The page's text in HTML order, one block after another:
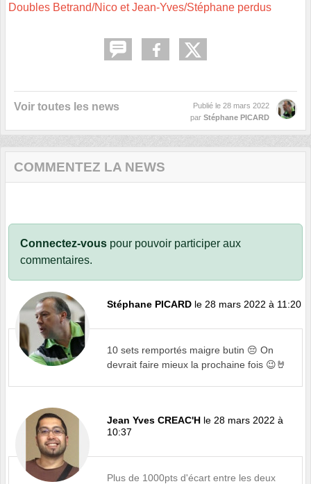
Doubles Betrand/Nico et Jean-Yves/Stéphane perdus
Voir toutes les news Publié le 28 mars 2022
par Stéphane PICARD
COMMENTEZ LA NEWS
Connectez-vous pour pouvoir participer aux
commentaires.
Stéphane PICARD le 28 mars 2022 à 11:20
10 sets remportés maigre butin 😔 On
devrait faire mieux la prochaine fois 😉🤘
Jean Yves CREAC'H le 28 mars 2022 à
10:37
Plus de 1000pts d'écart entre les deux